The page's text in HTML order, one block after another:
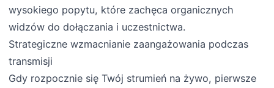
wysokiego popytu, które zachęca organicznych
widzów do dołączania i uczestnictwa.
Strategiczne wzmacnianie zaangażowania podczas
transmisji
Gdy rozpocznie się Twój strumień na żywo, pierwsze